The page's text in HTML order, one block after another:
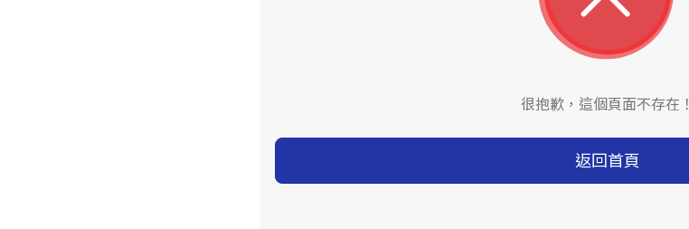
很抱歉，這個頁面不存在！
返回首頁